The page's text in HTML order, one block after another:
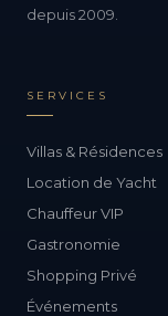
depuis 2009.
SERVICES
Villas & Résidences
Location de Yacht
Chauffeur VIP
Gastronomie
Shopping Privé
Événements